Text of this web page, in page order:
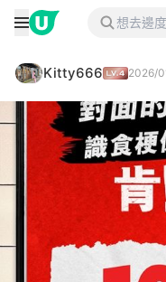
Kitty666 2026/